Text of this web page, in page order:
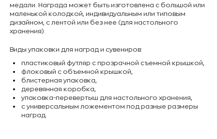
медали. Награда может быть изготовлена с большой или
маленькой колодкой, индивидуальным или типовым
дизайном, с лентой или без нее (для настольного
хранения).
Виды упаковки для наград и сувениров:
пластиковый футляр с прозрачной съемной крышкой,
флоковый с объемной крышкой,
блистерная упаковка,
деревянная коробка,
упаковка-перевертыш для настольного хранения,
с универсальным ложементом под разные размеры
наград.